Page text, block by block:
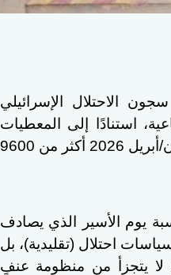
الاحتلال الإسرائيلي
الجماعية، استنادًا إلى المعطيات
الراهنة، حيث بلغ إجمالي عدد الأسرى حتى بداية نيسان/أبريل 2026 أكثر من 9600
يوم الأسير الذي يصادف
احتلال (تقليدية)، بل
لا يتجزأ من منظومة عنفٍ